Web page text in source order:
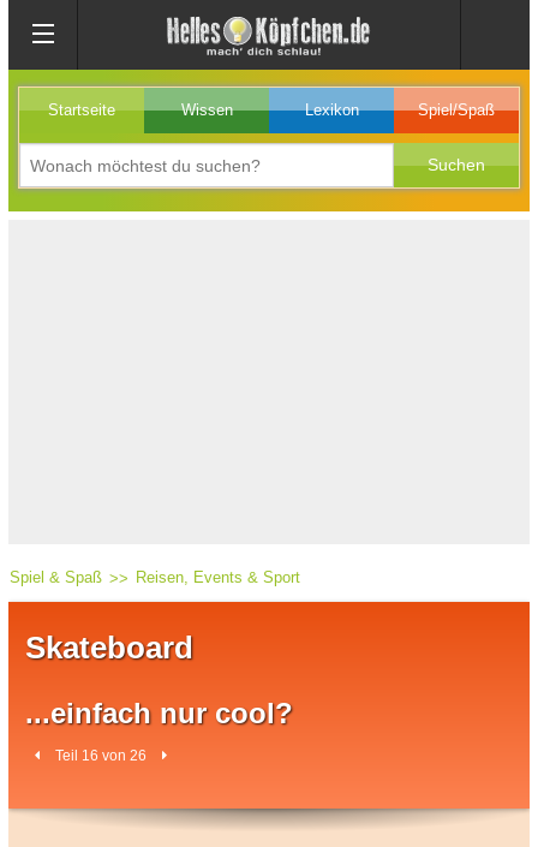
Startseite Wissen Lexikon Spiel/Spaß
Spiel & Spaß Reisen, Events & Sport
Skateboard
...einfach nur cool?
Teil 16 von 26